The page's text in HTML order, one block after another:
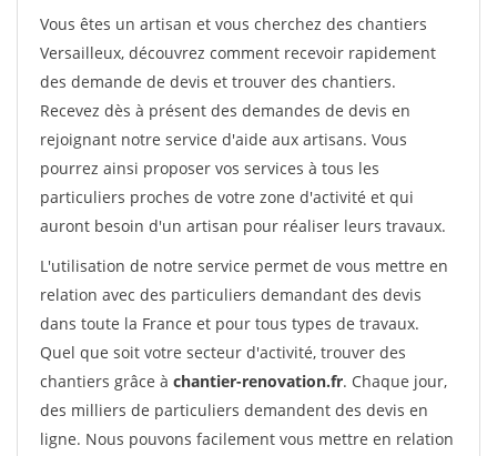
Vous êtes un artisan et vous cherchez des chantiers
Versailleux, découvrez comment recevoir rapidement
des demande de devis et trouver des chantiers.
Recevez dès à présent des demandes de devis en
rejoignant notre service d'aide aux artisans. Vous
pourrez ainsi proposer vos services à tous les
particuliers proches de votre zone d'activité et qui
auront besoin d'un artisan pour réaliser leurs travaux.
L'utilisation de notre service permet de vous mettre en
relation avec des particuliers demandant des devis
dans toute la France et pour tous types de travaux.
Quel que soit votre secteur d'activité, trouver des
chantiers grâce à chantier-renovation.fr. Chaque jour,
des milliers de particuliers demandent des devis en
ligne. Nous pouvons facilement vous mettre en relation